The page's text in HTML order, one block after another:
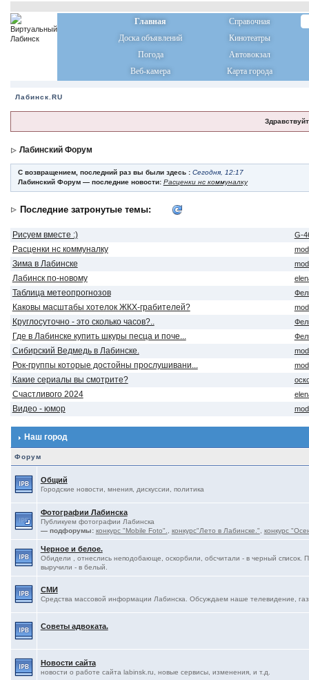
Главная
Справочная
Доска объявлений
Кинотеатры
Погода
Автовокзал
Веб-камера
Карта города
Лабинск.RU
Лабинский Форум
С возвращением, последний раз вы были здесь : Сегодня, 12:17
Лабинский Форум — последние новости: Расценки нс коммуналку
Последние затронутые темы:
Рисуем вместе :) G-
Расценки нс коммуналку
Зима в Лабинске
Лабинск по-новому
Таблица метеопрогнозов
Каковы масштабы хотелок ЖКХ-грабителей?
Круглосуточно - это сколько часов?..
Где в Лабинске купить шкуры песца и поче...
Сибирский Ведмедь в Лабинске.
Рок-группы которые достойны прослушивани...
Какие сериалы вы смотрите?
Счастливого 2024
Видео - юмор
Наш город
Форум
Общий
Городские новости, мнения, дискуссии, политика
Фотографии Лабинска
Публикуем фотографии Лабинска
— подфорумы: конкурс "Mobile Foto". конкурс"Лето в Лабинске." конкурс
Черное и белое.
Обидели , отнеслись неподобающе, оскорбили, обсчитали - в черный список.
выручили - в белый.
СМИ
Средства массовой информации Лабинска. Обсуждаем наше телевидение,
Советы адвоката.
Новости сайта
новости о работе сайта labinsk.ru, новые сервисы, изменения, и т.д.